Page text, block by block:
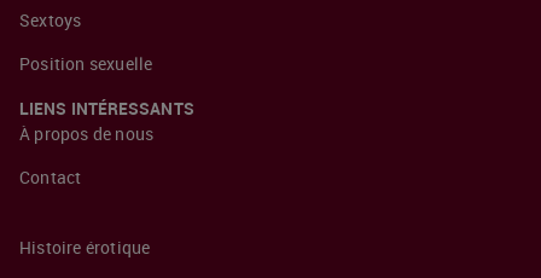
Sextoys
Position sexuelle
LIENS INTÉRESSANTS
À propos de nous
Contact
Histoire érotique